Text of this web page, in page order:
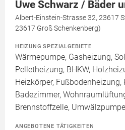
Uwe Schwarz / Bäder
Albert-Einstein-Strasse 32, 23617
23617 Groß Schenkenberg)
HEIZUNG SPEZIALGEBIETE
Wärmepumpe, Gasheizung,
Pelletheizung, BHKW,
Heizkörper, Fußbodenheizung,
Badezimmer,
Brennstoffzelle,
ANGEBOTENE TÄTIGKEITEN